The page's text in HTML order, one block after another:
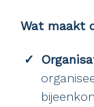
Wat maakt